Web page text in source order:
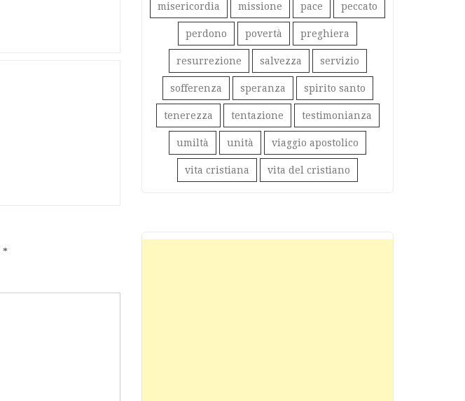
*
misericordia missione pace peccato
perdono povertà preghiera
resurrezione salvezza servizio
sofferenza speranza spirito santo
tenerezza tentazione testimonianza
umiltà unità viaggio apostolico
vita cristiana vita del cristiano